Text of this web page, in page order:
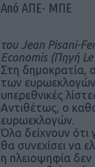
Από ΑΠΕ- ΜΠΕ
του Jean Pisani-
Economis (Πηγή
Στη δημοκρατία,
των ευρωεκλογών,
υπερεθνικές
Αντιθέτως, ο
ευρωεκλογών.
Όλα δείχνουν ότι
θα συνεχίσει να
η πλειοψηφία